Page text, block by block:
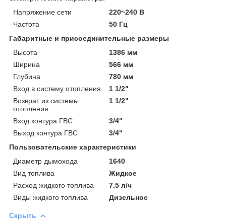
Напряжение сети
220~240 В
Частота
50 Гц
Габаритные и присоединительные размеры
Высота
1386 мм
Ширина
566 мм
Глубина
780 мм
Вход в систему отопления
1 1/2"
Возврат из системы
отопления
1 1/2"
Вход контура ГВС
3/4"
Выход контура ГВС
3/4"
Пользовательские характеристики
Диаметр дымохода
1640
Вид топлива
Жидкое
Расход жидкого топлива
7.5 л/ч
Виды жидкого топлива
Дизельное
Скрыть